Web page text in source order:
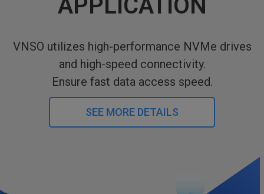
APPLICATION
VNSO utilizes high-performance NVMe drives
and high-speed connectivity.
Ensure fast data access speed.
SEE MORE DETAILS